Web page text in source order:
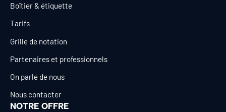
Boîtier & étiquette
Tarifs
Grille de notation
Partenaires et professionnels
On parle de nous
Nous contacter
NOTRE OFFRE